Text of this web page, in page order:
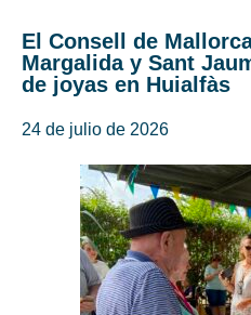
El Consell de
Margalida y Sant
de joyas en Huialfàs
24 de julio de 2026